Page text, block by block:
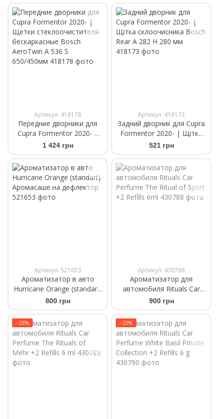
Артикул: 418178
Передние дворники для
Cupra Formentor 2020- |
Щетки стеклоочистителя
бескаркасные Bosch
650/450мм
1 424 грн
Артикул: 418173
Задний дворник для Cupra
Formentor 2020- | Щітка
склоочисника Bosch Rear A
282 H 280 мм
521 грн
Артикул: 521653
Ароматизатор в авто
Hurricane Orange (standart)
Аромасаше на дефлектор
800 грн
Артикул: 430788
Ароматизатор для
автомобиля Rituals Car
Perfume The Ritual of Sport
+2 Refills 6ml
900 грн
−25% −25%